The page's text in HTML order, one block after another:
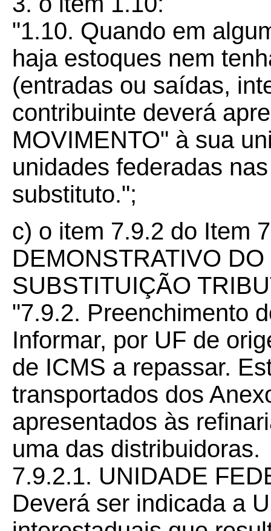
"1.10. Quando em
haja estoques nem
(entradas ou saídas,
contribuinte deverá
MOVIMENTO" à sua
unidades federadas
substituto.";
c) o item 7.9.2 do Item
DEMONSTRATIVO
SUBSTITUIÇÃO
"7.9.2. Preenchimento
Informar, por UF de
de ICMS a repassar.
transportados dos
apresentados às
uma das distribuidoras.
7.9.2.1. UNIDADE
Deverá ser indicada a